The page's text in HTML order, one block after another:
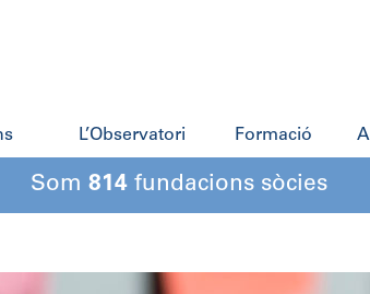
L’Observatori Formació
Som 814 fundacions sòcies